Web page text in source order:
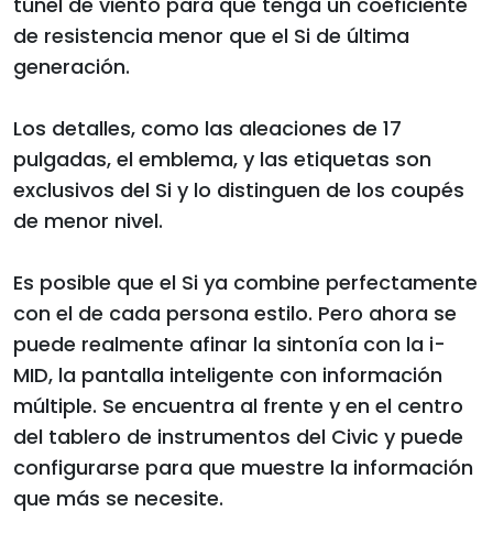
de resistencia menor que el Si de última
generación.
Los detalles, como las aleaciones de 17
pulgadas, el emblema, y las etiquetas son
exclusivos del Si y lo distinguen de los coupés
de menor nivel.
Es posible que el Si ya combine perfectamente
con el de cada persona estilo. Pero ahora se
puede realmente afinar la sintonía con la i-
MID, la pantalla inteligente con información
múltiple. Se encuentra al frente y en el centro
del tablero de instrumentos del Civic y puede
configurarse para que muestre la información
que más se necesite.